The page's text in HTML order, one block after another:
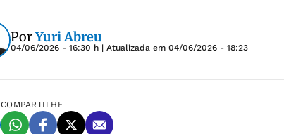
PorYuri Abreu
04/06/2026 - 16:30 h | Atualizada em 04/06/2026 - 18:23
COMPARTILHE